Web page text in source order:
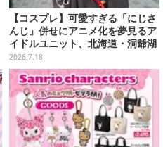
【コスプレ】可愛すぎる「にじさ
んじ」併せにアニメ化を夢見るア
イドルユニット、北海道・洞爺湖
に花開く可憐なレイヤー10選【写
真46枚】
2026.7.18